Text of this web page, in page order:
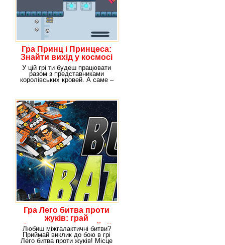
Гра Принц і Принцеса:
Знайти вихід у космосі
У цій грі ти будеш працювати
разом з представниками
королівських кровей. А саме –
Гра Лего битва проти
жуків: грай
безкоштовно онлайн!!
Любиш міжгалактичні битви?
Приймай виклик до бою в грі
Лего битва проти жуків! Місце